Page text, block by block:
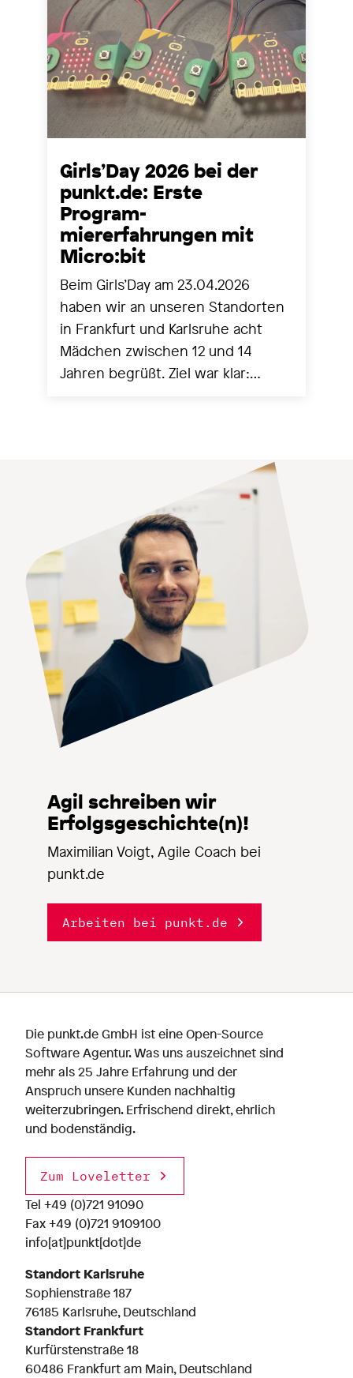
Girls’Day 2026 bei der
punkt.de: Erste
Program-
miererfahrungen mit
Micro:bit
Beim Girls’Day am 23.04.2026
haben wir an unseren Standorten
in Frankfurt und Karlsruhe acht
Mädchen zwischen 12 und 14
Jahren begrüßt. Ziel war klar:
echte Erfolgserlebnisse schaffen.
Agil schreiben wir
Erfolgsgeschichte(n)!
Maximilian Voigt, Agile Coach bei
punkt.de
Arbeiten bei punkt.de
Die punkt.de GmbH ist eine Open-Source
Software Agentur. Was uns auszeichnet sind
mehr als 25 Jahre Erfahrung und der
Anspruch unsere Kunden nachhaltig
weiterzubringen. Erfrischend direkt, ehrlich
und bodenständig.
Zum Loveletter
Tel +49 (0)721 91090
Fax +49 (0)721 9109100
info[at]punkt[dot]de
Standort Karlsruhe
Sophienstraße 187
76185 Karlsruhe, Deutschland
Standort Frankfurt
Kurfürstenstraße 18
60486 Frankfurt am Main, Deutschland